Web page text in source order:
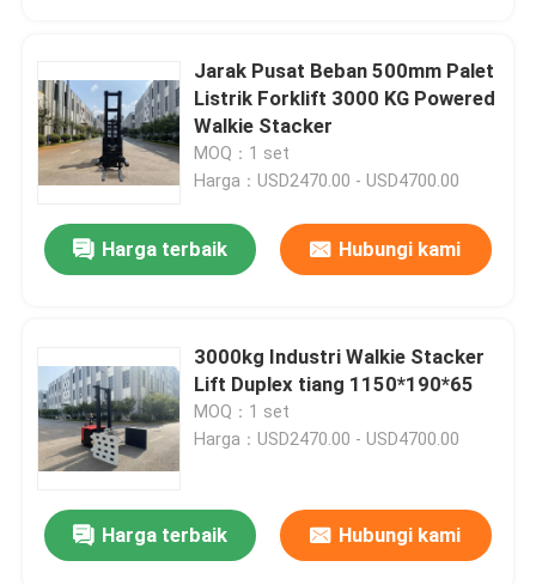
Jarak Pusat Beban 500mm Palet
Listrik Forklift 3000 KG Powered
Walkie Stacker
MOQ：1 set
Harga：USD2470.00 - USD4700.00
Harga terbaik Hubungi kami
3000kg Industri Walkie Stacker
Lift Duplex tiang 1150*190*65
MOQ：1 set
Harga：USD2470.00 - USD4700.00
Harga terbaik Hubungi kami